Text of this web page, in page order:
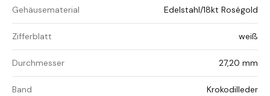
Gehäusematerial Edelstahl/18kt Roségold
Zifferblatt weiß
Durchmesser 27,20 mm
Band Krokodilleder